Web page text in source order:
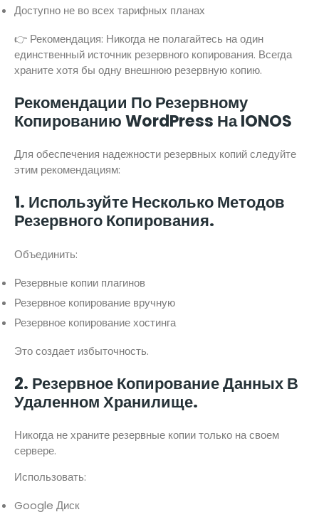
Доступно не во всех тарифных планах
👉 Рекомендация: Никогда не полагайтесь на один
единственный источник резервного копирования. Всегда
храните хотя бы одну внешнюю резервную копию.
Рекомендации По Резервному
Копированию WordPress На IONOS
Для обеспечения надежности резервных копий следуйте
этим рекомендациям:
1. Используйте Несколько Методов
Резервного Копирования.
Объединить:
Резервные копии плагинов
Резервное копирование вручную
Резервное копирование хостинга
Это создает избыточность.
2. Резервное Копирование Данных В
Удаленном Хранилище.
Никогда не храните резервные копии только на своем
сервере.
Использовать:
Google Диск